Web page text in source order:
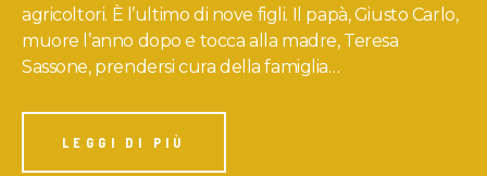
agricoltori. È l’ultimo di nove figli. Il papà, Giusto Carlo,
muore l’anno dopo e tocca alla madre, Teresa
Sassone, prendersi cura della famiglia…
LEGGI DI PIÙ